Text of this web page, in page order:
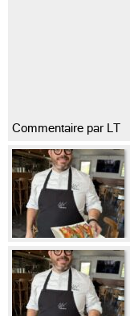
Commentaire par LT